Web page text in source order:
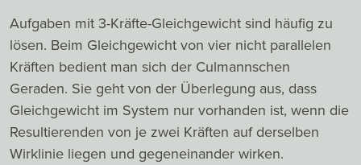
Aufgaben mit 3-Kräfte-Gleichgewicht sind häufig zu
lösen. Beim Gleichgewicht von vier nicht parallelen
Kräften bedient man sich der Culmannschen
Geraden. Sie geht von der Überlegung aus, dass
Gleichgewicht im System nur vorhanden ist, wenn die
Resultierenden von je zwei Kräften auf derselben
Wirklinie liegen und gegeneinander wirken.